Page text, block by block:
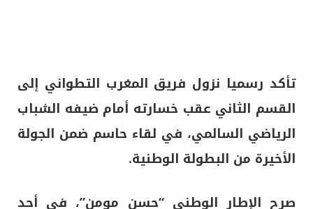
تأكد رسميا نزول فريق المغرب التطواني إلى
القسم الثاني عقب خسارته أمام ضيفه الشباب
الرياضي السالمي، في لقاء حاسم ضمن الجولة
الأخيرة من البطولة الوطنية.
صرح الإطار الوطني “حسن مومن”، في أحد